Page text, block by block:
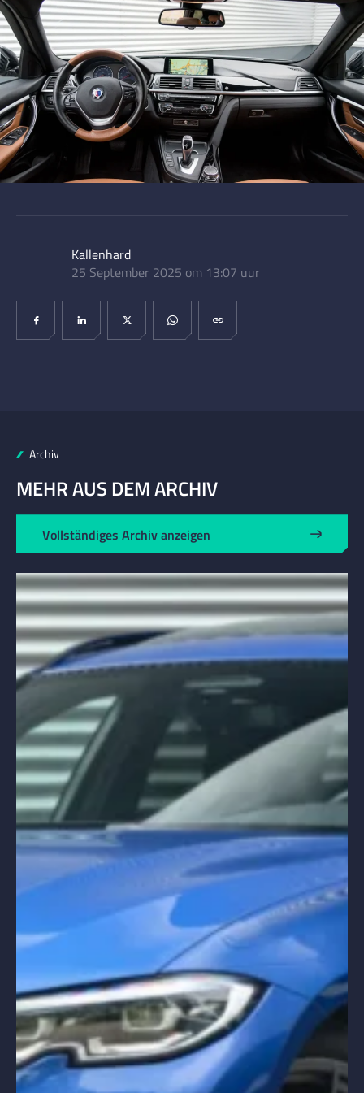
Kallenhard
25 September 2025 om 13:07 uur
Archiv
MEHR AUS DEM ARCHIV
Vollständiges Archiv anzeigen